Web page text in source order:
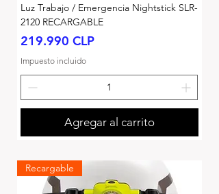
Luz Trabajo / Emergencia Nightstick SLR-
2120 RECARGABLE
Precio
219.990 CLP
Impuesto incluido
Agregar al carrito
Recargable